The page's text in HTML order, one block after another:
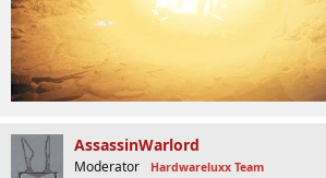
AssassinWarlord
Moderator Hardwareluxx Team